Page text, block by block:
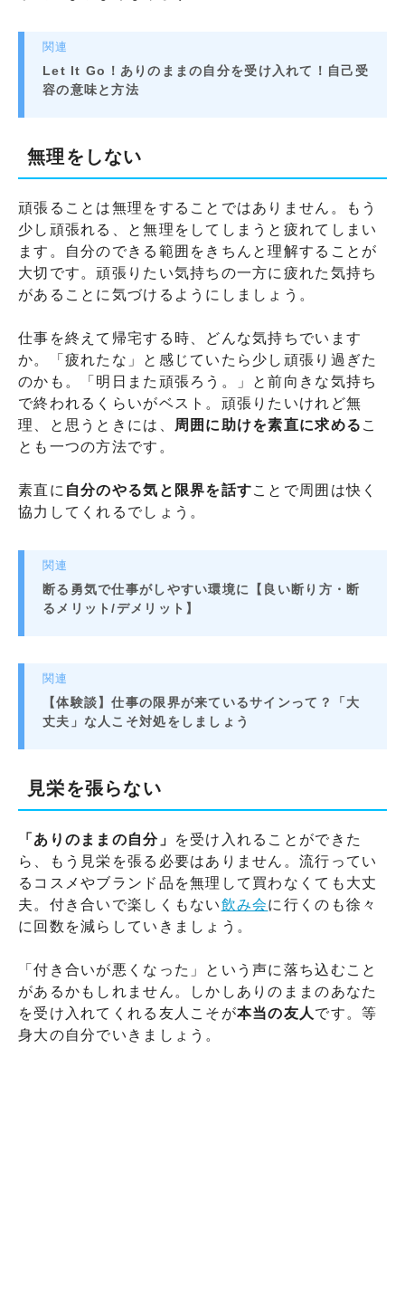
関連
Let It Go！ありのままの自分を受け入れて！自己受
容の意味と方法
無理をしない
頑張ることは無理をすることではありません。もう
少し頑張れる、と無理をしてしまうと疲れてしまい
ます。自分のできる範囲をきちんと理解することが
大切です。頑張りたい気持ちの一方に疲れた気持ち
があることに気づけるようにしましょう。
仕事を終えて帰宅する時、どんな気持ちでいます
か。「疲れたな」と感じていたら少し頑張り過ぎた
のかも。「明日また頑張ろう。」と前向きな気持ち
で終われるくらいがベスト。頑張りたいけれど無
理、と思うときには、
周囲に助けを素直に求める こ
とも一つの方法です。
素直に 自分のやる気と限界を話すことで周囲は快く
協力してくれるでしょう。
関連
断る勇気で仕事がしやすい環境に【良い断り方・断
るメリット/デメリット】
関連
【体験談】仕事の限界が来ているサインって？「大
丈夫」な人こそ対処をしましょう
見栄を張らない
「ありのままの自分」
を受け入れることができた
ら、もう見栄を張る必要はありません。流行ってい
るコスメやブランド品を無理して買わなくても大丈
夫。付き合いで楽しくもない飲み会に行くのも徐々
に回数を減らしていきましょう。
「付き合いが悪くなった」という声に落ち込むこと
があるかもしれません。しかしありのままのあなた
を受け入れてくれる友人こそが本当の友人 です。等
身大の自分でいきましょう。